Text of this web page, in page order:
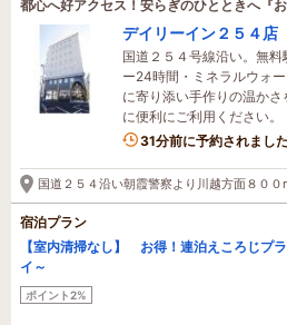
都心へ好アクセス！安らぎのひとときへ『
デイリーイン２５４店
国道２５４号線沿い。無
ー24時間・ミネラルウォ
に寄り添い手作りの温か
に便利にご利用ください。
31分前に予約されました
国道２５４沿い朝霞警察より川越方面８００
宿泊プラン
【室内清掃なし】 お得！連泊えころじプ
イ～
ポイント2%